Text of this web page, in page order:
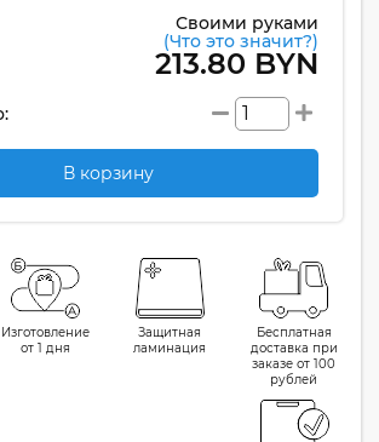
Своими руками
(Что это значит?)
213.80 BYN
В корзину
Изготовление
от 1 дня
Защитная
ламинация
Бесплатная
доставка при
заказе от 100
рублей